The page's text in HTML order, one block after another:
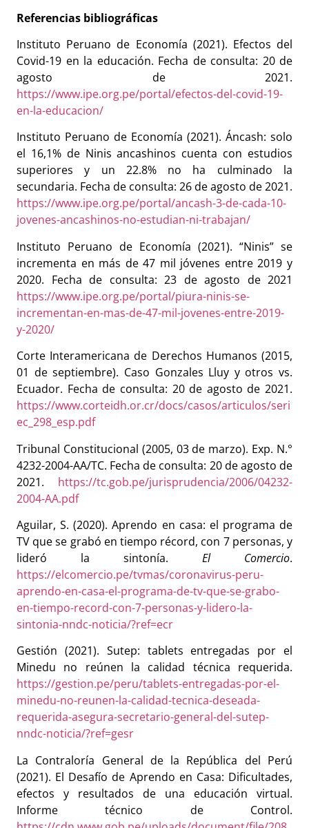
Referencias bibliográficas
Instituto Peruano de Economía (2021). Efectos del
Covid-19 en la educación. Fecha de consulta: 20 de
agosto de 2021.
https://www.ipe.org.pe/portal/efectos-del-covid-19-
en-la-educacion/
Instituto Peruano de Economía (2021). Áncash: solo
el 16,1% de Ninis ancashinos cuenta con estudios
superiores y un 22.8% no ha culminado la
secundaria. Fecha de consulta: 26 de agosto de 2021.
https://www.ipe.org.pe/portal/ancash-3-de-cada-10-
jovenes-ancashinos-no-estudian-ni-trabajan/
Instituto Peruano de Economía (2021). “Ninis” se
incrementa en más de 47 mil jóvenes entre 2019 y
2020. Fecha de consulta: 23 de agosto de 2021
https://www.ipe.org.pe/portal/piura-ninis-se-
incrementan-en-mas-de-47-mil-jovenes-entre-2019-
y-2020/
Corte Interamericana de Derechos Humanos (2015,
01 de septiembre). Caso Gonzales Lluy y otros vs.
Ecuador. Fecha de consulta: 20 de agosto de 2021.
https://www.corteidh.or.cr/docs/casos/articulos/seri
ec_298_esp.pdf
Tribunal Constitucional (2005, 03 de marzo). Exp. N.°
4232-2004-AA/TC. Fecha de consulta: 20 de agosto de
2021. https://tc.gob.pe/jurisprudencia/2006/04232-
2004-AA.pdf
Aguilar, S. (2020). Aprendo en casa: el programa de
TV que se grabó en tiempo récord, con 7 personas, y
lideró la sintonía. El Comercio.
https://elcomercio.pe/tvmas/coronavirus-peru-
aprendo-en-casa-el-programa-de-tv-que-se-grabo-
en-tiempo-record-con-7-personas-y-lidero-la-
sintonia-nndc-noticia/?ref=ecr
Gestión (2021). Sutep: tablets entregadas por el
Minedu no reúnen la calidad técnica requerida.
https://gestion.pe/peru/tablets-entregadas-por-el-
minedu-no-reunen-la-calidad-tecnica-deseada-
requerida-asegura-secretario-general-del-sutep-
nndc-noticia/?ref=gesr
La Contraloría General de la República del Perú
(2021). El Desafío de Aprendo en Casa: Dificultades,
efectos y resultados de una educación virtual.
Informe técnico de Control.